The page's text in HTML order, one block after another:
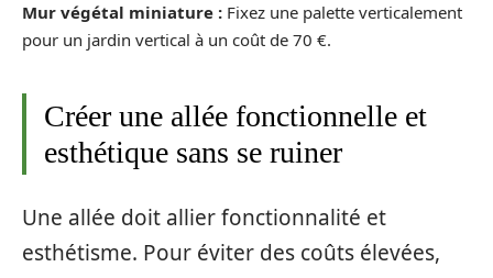
Mur végétal miniature : Fixez une palette verticalement
pour un jardin vertical à un coût de 70 €.
Créer une allée fonctionnelle et
esthétique sans se ruiner
Une allée doit allier fonctionnalité et
esthétisme. Pour éviter des coûts élevées,